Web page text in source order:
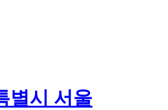
별시 서울